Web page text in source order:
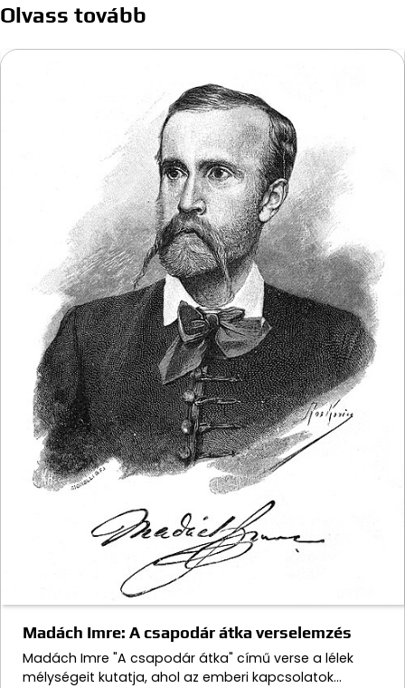
Olvass tovább
Madách Imre: A csapodár átka verselemzés
Madách Imre "A csapodár átka" című verse a lélek
mélységeit kutatja, ahol az emberi kapcsolatok…